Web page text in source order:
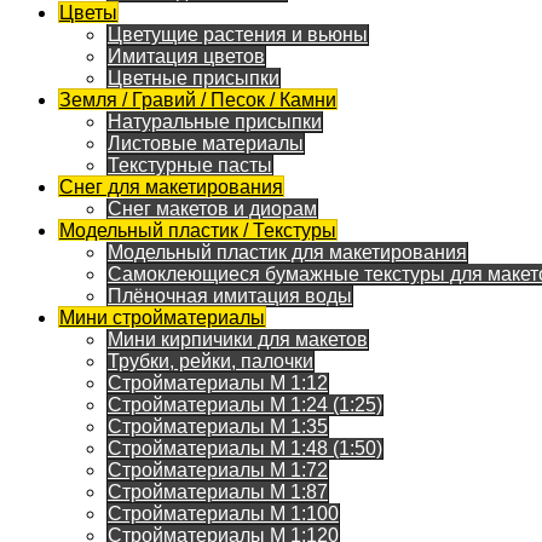
Цветы
Цветущие растения и вьюны
Имитация цветов
Цветные присыпки
Земля / Гравий / Песок / Камни
Натуральные присыпки
Листовые материалы
Текстурные пасты
Снег для макетирования
Снег макетов и диорам
Модельный пластик / Текстуры
Модельный пластик для макетирования
Самоклеющиеся бумажные текстуры для
Плёночная имитация воды
Мини стройматериалы
Мини кирпичики для макетов
Трубки, рейки, палочки
Стройматериалы M 1:12
Стройматериалы M 1:24 (1:25)
Стройматериалы M 1:35
Стройматериалы M 1:48 (1:50)
Стройматериалы M 1:72
Стройматериалы M 1:87
Стройматериалы M 1:100
Стройматериалы M 1:120